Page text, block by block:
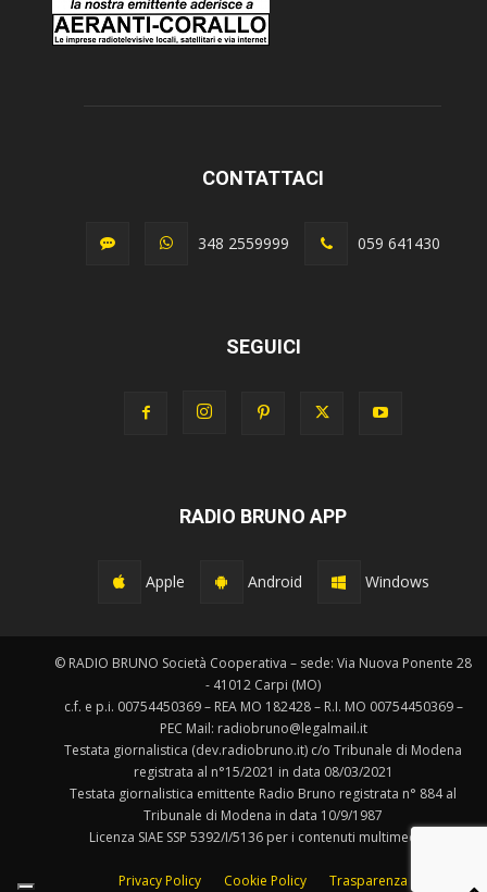
CONTATTACI
348 2559999 059 641430
SEGUICI
RADIO BRUNO APP
Apple Android Windows
© RADIO BRUNO Società Cooperativa – sede: Via Nuova Ponente 28
- 41012 Carpi (MO)
c.f. e p.i. 00754450369 – REA MO 182428 – R.I. MO 00754450369 –
PEC Mail: radiobruno@legalmail.it
Testata giornalistica (dev.radiobruno.it) c/o Tribunale di Modena
registrata al n°15/2021 in data 08/03/2021
Testata giornalistica emittente Radio Bruno registrata n° 884 al
Tribunale di Modena in data 10/9/1987
Licenza SIAE SSP 5392/I/5136 per i contenuti multimediali.
Privacy Policy Cookie Policy Trasparenza